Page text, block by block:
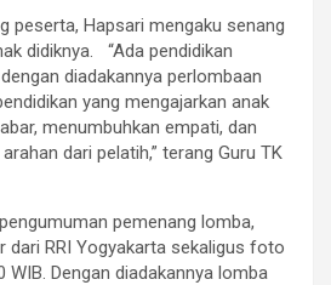
peserta, Hapsari mengaku senang
didiknya. “Ada pendidikan
diadakannya perlombaan
yang mengajarkan anak
menumbuhkan empati, dan
dari pelatih,” terang Guru TK
pemenang lomba,
dari RRI Yogyakarta sekaligus foto
WIB. Dengan diadakannya lomba